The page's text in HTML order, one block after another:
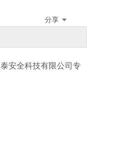
分享
安全科技有限公司专